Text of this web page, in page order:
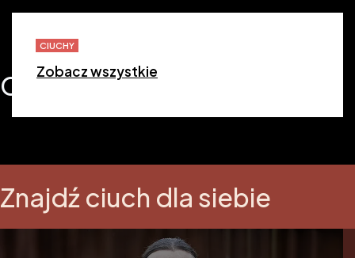
Ciuchy
CIUCHY
Zobacz wszystkie
Znajdź ciuch dla siebie